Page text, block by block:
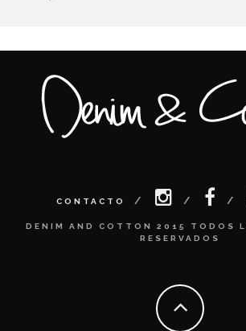
CONTACTO
DENIM AND COTTON 2015 TODOS
RESERVADOS